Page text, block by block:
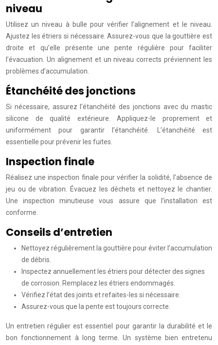
niveau
Utilisez un niveau à bulle pour vérifier l’alignement et le niveau.
Ajustez les étriers si nécessaire. Assurez-vous que la gouttière est
droite et qu’elle présente une pente régulière pour faciliter
l’évacuation. Un alignement et un niveau corrects préviennent les
problèmes d’accumulation.
Étanchéité des jonctions
Si nécessaire, assurez l’étanchéité des jonctions avec du mastic
silicone de qualité extérieure. Appliquez-le proprement et
uniformément pour garantir l’étanchéité. L’étanchéité est
essentielle pour prévenir les fuites.
Inspection finale
Réalisez une inspection finale pour vérifier la solidité, l’absence de
jeu ou de vibration. Évacuez les déchets et nettoyez le chantier.
Une inspection minutieuse vous assure que l’installation est
conforme.
Conseils d’entretien
Nettoyez régulièrement la gouttière pour éviter l’accumulation
de débris.
Inspectez annuellement les étriers pour détecter des signes
de corrosion. Remplacez les étriers endommagés.
Vérifiez l’état des joints et refaites-les si nécessaire.
Assurez-vous que la pente est toujours correcte.
Un entretien régulier est essentiel pour garantir la durabilité et le
bon fonctionnement à long terme. Un système bien entretenu